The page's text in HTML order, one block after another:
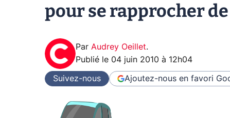
pour se rapprocher
Par Audrey Oeillet.
Publié le 04 juin 2010 à 12h04
Suivez-nous Ajoutez-nous en favori